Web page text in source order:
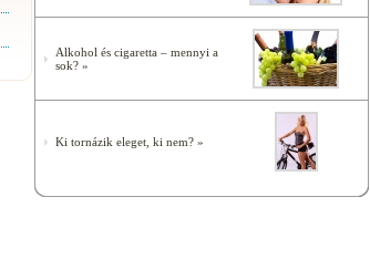
Alkohol és cigaretta – mennyi a
sok? »
Ki tornázik eleget, ki nem? »